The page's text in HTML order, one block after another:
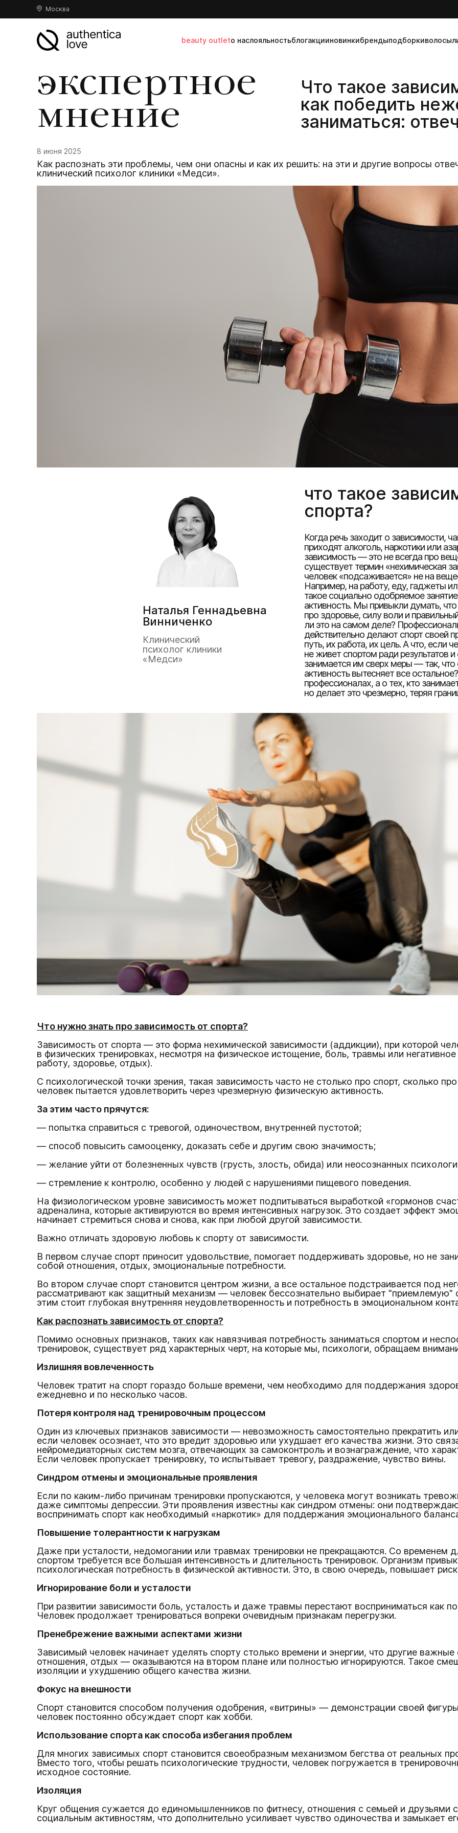
Москва
beauty outletо наслояльностьблогакцииновинкибрендыподборкиволосы
экспертное
мнение
Что такое
как победить
заниматься:
8 июня 2025
Как распознать эти проблемы, чем они опасны и как их решить: на эти и другие вопросы
клинический психолог клиники «Медси».
Наталья Геннадьевна
Винниченко
Клинический
психолог клиники
«Медси»
что такое
спорта?
Когда речь заходит о зависимости,
приходят алкоголь, наркотики или
зависимость — это не всегда про
существует термин «нехимическая
человек «подсаживается» не на
Например, на работу, еду, гаджеты
такое социально одобряемое
активность. Мы привыкли думать,
про здоровье, силу воли и
ли это на самом деле?
действительно делают спорт своей
путь, их работа, их цель. А что, если
не живет спортом ради результатов
занимается им сверх меры — так, что
активность вытесняет все
профессионалах, а о тех, кто
но делает это чрезмерно, теряя
Что нужно знать про зависимость от спорта?
Зависимость от спорта — это форма нехимической зависимости (аддикции), при которой
в физических тренировках, несмотря на физическое истощение, боль, травмы или
работу, здоровье, отдых).
С психологической точки зрения, такая зависимость часто не столько про спорт, сколько
человек пытается удовлетворить через чрезмерную физическую активность.
За этим часто прячутся:
— попытка справиться с тревогой, одиночеством, внутренней пустотой;
— способ повысить самооценку, доказать себе и другим свою значимость;
— желание уйти от болезненных чувств (грусть, злость, обида) или неосознанных
— стремление к контролю, особенно у людей с нарушениями пищевого поведения.
На физиологическом уровне зависимость может подпитываться выработкой «гормонов
адреналина, которые активируются во время интенсивных нагрузок. Это создает эффект
начинает стремиться снова и снова, как при любой другой зависимости.
Важно отличать здоровую любовь к спорту от зависимости.
В первом случае спорт приносит удовольствие, помогает поддерживать здоровье, но не
собой отношения, отдых, эмоциональные потребности.
Во втором случае спорт становится центром жизни, а все остальное подстраивается под
рассматривают как защитный механизм — человек бессознательно выбирает "приемлемую"
этим стоит глубокая внутренняя неудовлетворенность и потребность в эмоциональном
Как распознать зависимость от спорта?
Помимо основных признаков, таких как навязчивая потребность заниматься спортом и
тренировок, существует ряд характерных черт, на которые мы, психологи, обращаем
Излишняя вовлеченность
Человек тратит на спорт гораздо больше времени, чем необходимо для поддержания
ежедневно и по несколько часов.
Потеря контроля над тренировочным процессом
Один из ключевых признаков зависимости — невозможность самостоятельно прекратить
если человек осознает, что это вредит здоровью или ухудшает его качества жизни. Это
нейромедиаторных систем мозга, отвечающих за самоконтроль и вознаграждение, что
Если человек пропускает тренировку, то испытывает тревогу, раздражение, чувство вины.
Синдром отмены и эмоциональные проявления
Если по каким-либо причинам тренировки пропускаются, у человека могут возникать
даже симптомы депрессии. Эти проявления известны как синдром отмены: они
воспринимать спорт как необходимый «наркотик» для поддержания эмоционального
Повышение толерантности к нагрузкам
Даже при усталости, недомогании или травмах тренировки не прекращаются. Со временем
спортом требуется все большая интенсивность и длительность тренировок. Организм
психологическая потребность в физической активности. Это, в свою очередь, повышает
Игнорирование боли и усталости
При развитии зависимости боль, усталость и даже травмы перестают восприниматься как
Человек продолжает тренироваться вопреки очевидным признакам перегрузки.
Пренебрежение важными аспектами жизни
Зависимый человек начинает уделять спорту столько времени и энергии, что другие
отношения, отдых — оказываются на втором плане или полностью игнорируются. Такое
изоляции и ухудшению общего качества жизни.
Фокус на внешности
Спорт становится способом получения одобрения, «витрины» — демонстрации своей
человек постоянно обсуждает спорт как хобби.
Использование спорта как способа избегания проблем
Для многих зависимых спорт становится своеобразным механизмом бегства от реальных
Вместо того, чтобы решать психологические трудности, человек погружается в
исходное состояние.
Изоляция
Круг общения сужается до единомышленников по фитнесу, отношения с семьей и друзьями
социальным активностям, что дополнительно усиливает чувство одиночества и замыкает